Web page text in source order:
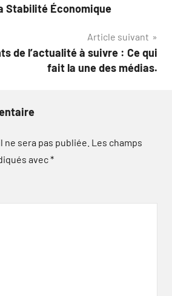
Stabilité Économique
Article suivant
de l’actualité à suivre : Ce qui
fait la une des médias.
sera pas publiée. Les champs
avec*